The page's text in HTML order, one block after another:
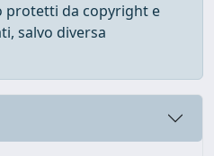
protetti da copyright e
salvo diversa